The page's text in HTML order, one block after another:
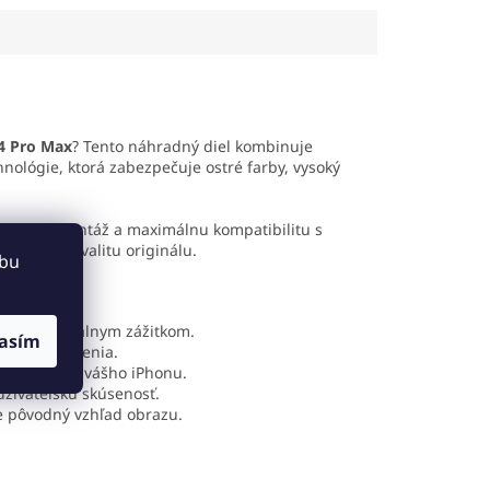
Pro Max? Tento náhradný diel kombinuje
ktorá zabezpečuje ostré farby, vysoký
montáž a maximálnu kompatibilitu s
vizuálnu kvalitu originálu.
vizuálnym zážitkom.
zariadenia.
výdrž vášho iPhonu.
skúsenosť.
vzhľad obrazu.